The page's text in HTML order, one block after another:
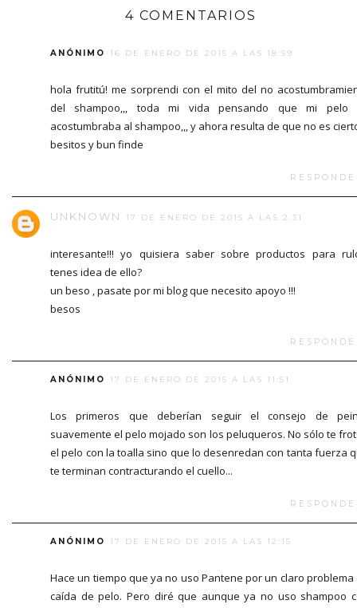
4 COMENTARIOS
ANÓNIMO 16 DE ENERO DE 2015 A LAS 18:59
hola frutitú! me sorprendi con el mito del no
del shampoo,,, toda mi vida pensando que mi pelo
acostumbraba al shampoo,,, y ahora resulta de que no es
besitos y bun finde
UNKNOWN 17 DE ENERO DE 2015 A LAS 2:31
interesante!!! yo quisiera saber sobre productos para
tenes idea de ello?
un beso , pasate por mi blog que necesito apoyo !!!
besos
ANÓNIMO 17 DE ENERO DE 2015 A LAS 11:51
Los primeros que deberían seguir el consejo de
suavemente el pelo mojado son los peluqueros. No sólo te
el pelo con la toalla sino que lo desenredan con tanta fuerza
te terminan contracturando el cuello...
ANÓNIMO 17 DE ENERO DE 2015 A LAS 12:15
Hace un tiempo que ya no uso Pantene por un claro problema
caída de pelo. Pero diré que aunque ya no uso shampoo